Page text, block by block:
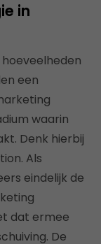
in
een
waarin
Denk hierbij
Als
eindelijk de
dat ermee
De